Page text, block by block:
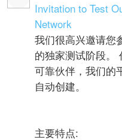
Invitation to Test
Network
我们很高兴邀请您
的独家测试阶段。
可靠伙伴，我们的
自动创建。
主要特点: